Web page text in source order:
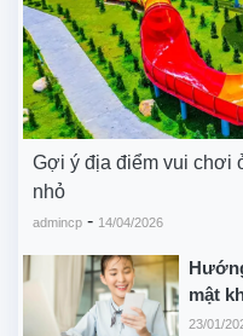
Gợi ý địa điểm vui chơi
nhỏ
admincp - 14/04/2026
mật
23/01/